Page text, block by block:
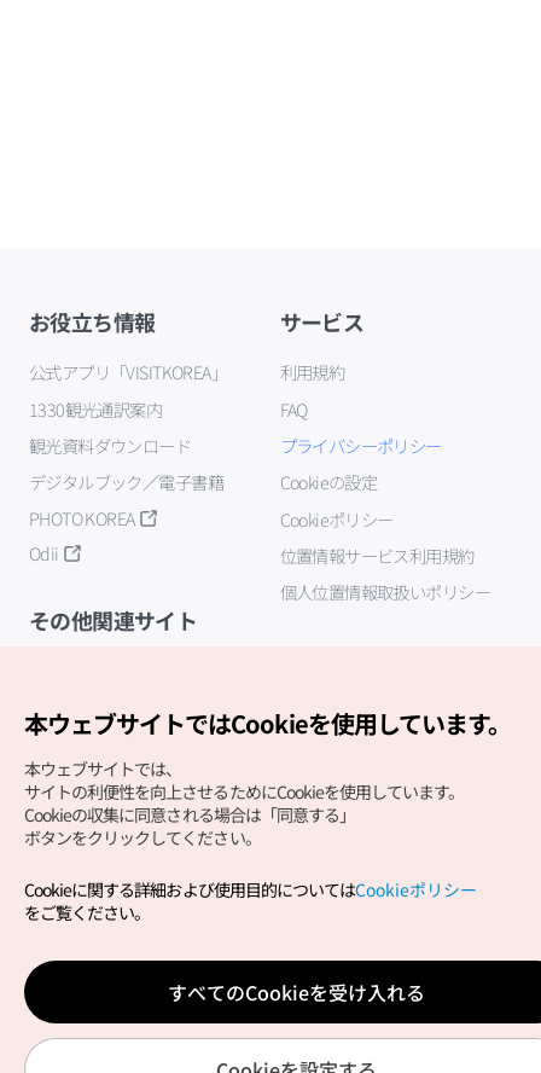
お役立ち情報
公式アプリ「VISITKOREA」
1330観光通訳案内
観光資料ダウンロード
デジタルブック／電子書籍
PHOTO KOREA
Odii
サービス
利用規約
FAQ
プライバシーポリシー
Cookieの設定
Cookieポリシー
位置情報サービス利用規約
個人位置情報取扱いポリシー
その他関連サイト
Copyright (c) Korea Tourism Organization All Rights
サイトエラー報告公式メール
japanese@knto.or.kr
本ウェブサイトではCookieを使用しています。
本ウェブサイトでは、
サイトの利便性を向上させるためにCookieを使用しています。
Cookieの収集に同意される場合は「同意する」
ボタンをクリックしてください。
Cookieに関する詳細および使用目的についてはCookieポリシー
をご覧ください。
すべてのCookieを受け入れる